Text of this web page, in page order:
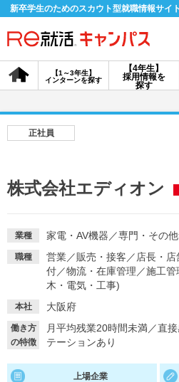
新卒学生のためのスカウト型就職情報サイト
【4年生】
採用情報を
探す
【1～3年生】
インターンを探す
会員登録
イベントを探す スカウト
就活ノウハウ・サポート
就活支援
就活ノウハウが満載！
正社員
株式会社エディオン
業種 家電・AV機器 ／専門・その
職種 営業／販売・接客 ／ 店長・
付／物流・在庫管理 ／施工管
木・電気・工事)
本社 大阪府
働き方
の特徴
月平均残業20時間未満／直
テーションあり
上場企業